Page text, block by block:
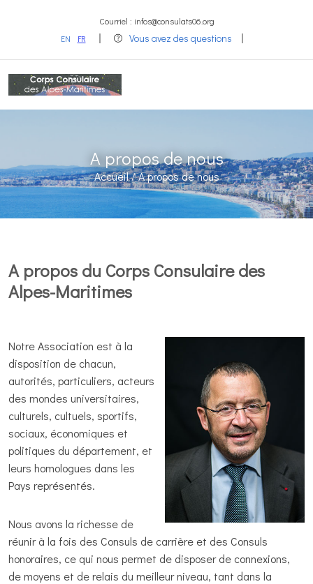
Courriel : infos@consulats06.org
EN
FR Vous avez des questions
A propos de nous
Accueil /A propos de nous
A propos du Corps Consulaire des
Alpes-Maritimes
Notre Association est à la
disposition de chacun,
autorités, particuliers, acteurs
des mondes universitaires,
culturels, cultuels, sportifs,
sociaux, économiques et
politiques du département, et
leurs homologues dans les
Pays représentés.
Nous avons la richesse de
réunir à la fois des Consuls de carrière et des Consuls
honoraires, ce qui nous permet de disposer de connexions,
de moyens et de relais du meilleur niveau, tant dans la